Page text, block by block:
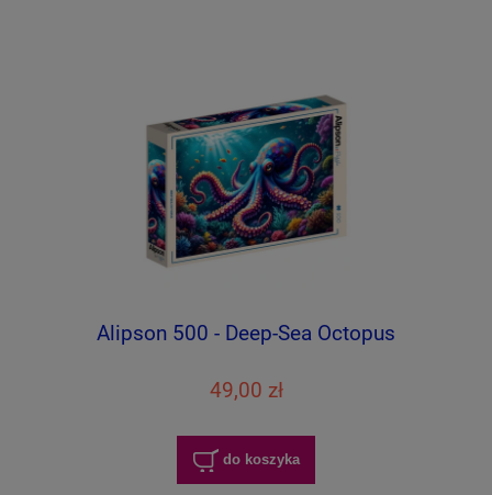
Alipson 500 - Deep-Sea Octopus
49,00 zł
do koszyka